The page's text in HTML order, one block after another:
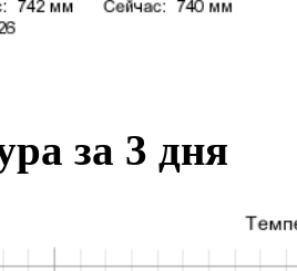
за 3 дня